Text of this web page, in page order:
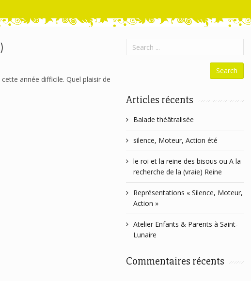
année difficile. Quel plaisir de
Articles récents
Balade théâtralisée
silence, Moteur, Action été
le roi et la reine des bisous ou A la
recherche de la (vraie) Reine
Représentations « Silence, Moteur,
Action »
Atelier Enfants & Parents à Saint-
Lunaire
Commentaires récents